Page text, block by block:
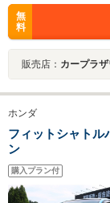
無
料
販売店： カープラ
ホンダ
フィットシャト
ン
購入プラン付